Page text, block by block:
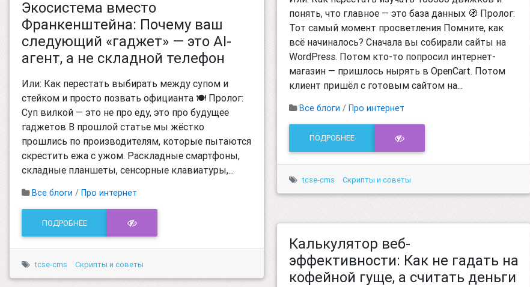
Экосистема вместо
Франкенштейна: Почему ваш
следующий «гаджет» — это AI-
агент, а не складной телефон
Или: Как перестать выбирать между супом и
стейком и просто позвать официанта 🍽️ Пролог:
Суп вилкой — это не про еду, это про будущее
гаджетов В прошлой статье мы жёстко
прошлись по производителям, которые пытаются
скрестить ежа с ужом. Раскладные смартфоны,
складные планшеты, сенсорные клавиатуры,...
Все блоги / Про интернет
ПОДРОБНЕЕ
tcse-cms Скрипты и советы
понять, что главное — это база данных 🧭 Пролог:
Тот самый момент просветления Помните, как
всё начиналось? Сначала вы собирали сайты на
WordPress. Потом кто-то попросил интернет-
магазин — пришлось нырять в OpenCart. Потом
клиент пришёл с готовым сайтом на...
Все блоги / Про интернет
ПОДРОБНЕЕ
tcse-cms Скрипты и советы
Калькулятор веб-
эффективности: Как не гадать на
кофейной гуще, а считать деньги